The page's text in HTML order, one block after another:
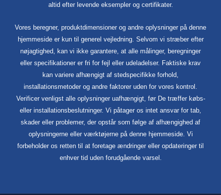
altid efter levende eksempler og certifikater.
Vores beregner, produktdimensioner og andre oplysninger på denne
hjemmeside er kun til generel vejledning. Selvom vi stræber efter
nøjagtighed, kan vi ikke garantere, at alle målinger, beregninger
eller specifikationer er fri for fejl eller udeladelser. Faktiske krav
kan variere afhængigt af stedspecifikke forhold,
installationsmetoder og andre faktorer uden for vores kontrol.
Verificer venligst alle oplysninger uafhængigt, før De træffer købs-
eller installationsbeslutninger. Vi påtager os intet ansvar for tab,
skader eller problemer, der opstår som følge af afhængighed af
oplysningerne eller værktøjerne på denne hjemmeside. Vi
forbeholder os retten til at foretage ændringer eller opdateringer til
enhver tid uden forudgående varsel.